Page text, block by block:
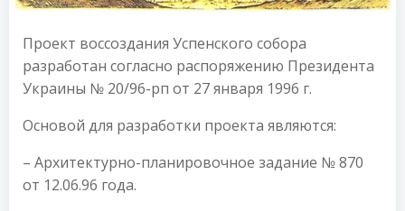
Проект воссоздания Успенского собора
разработан согласно распоряжению Президента
Украины № 20/96-рп от 27 января 1996 г.
Основой для разработки проекта являются:
– Архитектурно-планировочное задание № 870
от 12.06.96 года.